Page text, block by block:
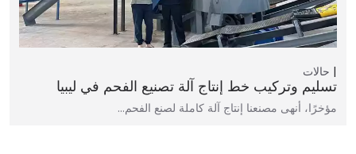
حالات
تسليم وتركيب خط إنتاج آلة تصنيع الفحم في ليبيا
مؤخرًا، أنهى مصنعنا إنتاج آلة كاملة لصنع الفحم...